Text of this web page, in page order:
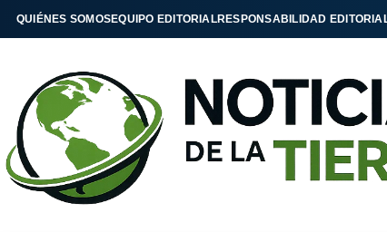
QUIÉNES SOMOSEQUIPO EDITORIALRESPONSABILIDAD